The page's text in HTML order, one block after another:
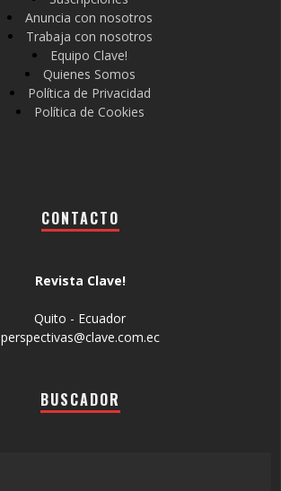
Anuncia con nosotros
Trabaja con nosotros
Equipo Clave!
Quienes Somos
Política de Privacidad
Política de Cookies
CONTACTO
Revista Clave!
Quito - Ecuador
perspectivas@clave.com.ec
BUSCADOR